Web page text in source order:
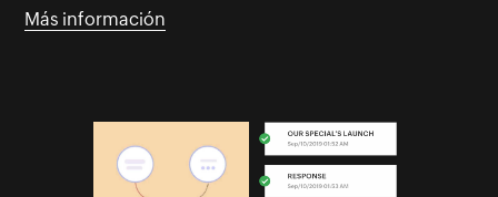
Más información